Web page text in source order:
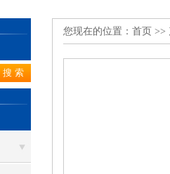
您现在的位置： 首页 >>